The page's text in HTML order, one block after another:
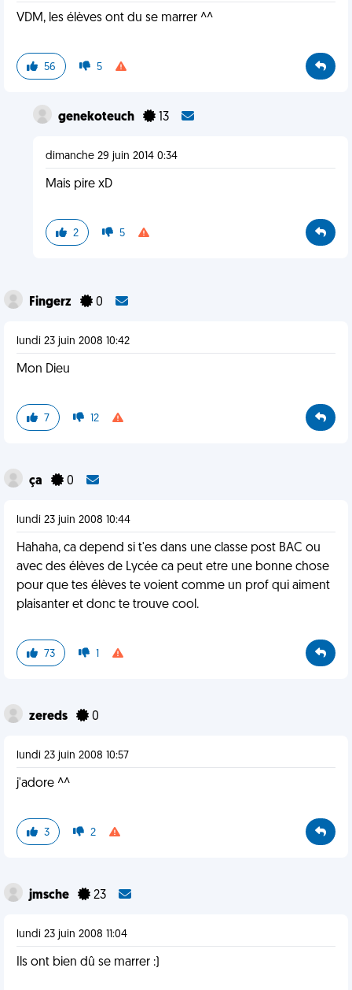
VDM, les élèves ont du se marrer ^^
56 5
genekoteuch 13
dimanche 29 juin 2014 0:34
Mais pire xD
2 5
Fingerz 0
lundi 23 juin 2008 10:42
Mon Dieu
7 12
ça 0
lundi 23 juin 2008 10:44
Hahaha, ca depend si t'es dans une classe post BAC ou
avec des élèves de Lycée ca peut etre une bonne chose
pour que tes élèves te voient comme un prof qui aiment
plaisanter et donc te trouve cool.
73 1
zereds 0
lundi 23 juin 2008 10:57
j'adore ^^
3 2
jmsche 23
lundi 23 juin 2008 11:04
Ils ont bien dû se marrer :)